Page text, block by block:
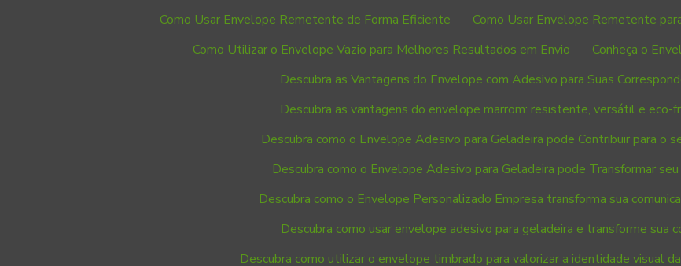
Como Usar Envelope Remetente de Forma Eficiente
Como Usar Envelope Remetente
Como Utilizar o Envelope Vazio para Melhores Resultados em Envio
Conheça o
Descubra as Vantagens do Envelope com Adesivo para Suas
Descubra as vantagens do envelope marrom: resistente, versátil e eco-
Descubra como o Envelope Adesivo para Geladeira pode Contribuir para o
Descubra como o Envelope Adesivo para Geladeira pode Transformar seu
Descubra como o Envelope Personalizado Empresa transforma sua
Descubra como usar envelope adesivo para geladeira e transforme sua
Descubra como utilizar o envelope timbrado para valorizar a identidade visual